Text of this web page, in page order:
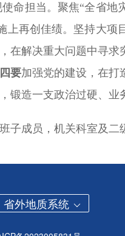
命担当。聚焦“全省
上再创佳绩。坚持大
在解决重大问题中寻
四要加强党的建设，在打
造一支政治过硬、业
成员，机关科室及二
省外地质系统